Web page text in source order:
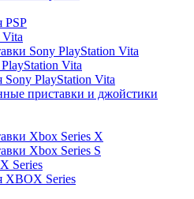
PSP
Vita
Sony PlayStation Vita
Vita
Sony PlayStation Vita
приставки и джойстики
Xbox Series X
Xbox Series S
Series
XBOX Series